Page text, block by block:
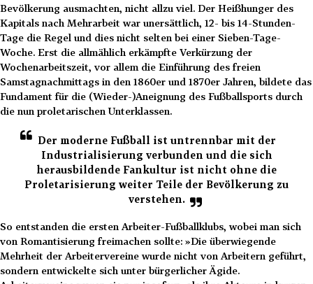
Bevölkerung ausmachten, nicht allzu viel. Der Heißhunger des
Kapitals nach Mehrarbeit war unersättlich, 12- bis 14-Stunden-
Tage die Regel und dies nicht selten bei einer Sieben-Tage-
Woche. Erst die allmählich erkämpfte Verkürzung der
Wochenarbeitszeit, vor allem die Einführung des freien
Samstagnachmittags in den 1860er und 1870er Jahren, bildete das
Fundament für die (Wieder-)Aneignung des Fußballsports durch
die nun proletarischen Unterklassen.
Der moderne Fußball ist untrennbar mit der
Industrialisierung verbunden und die sich
herausbildende Fankultur ist nicht ohne die
Proletarisierung weiter Teile der Bevölkerung zu
verstehen.
So entstanden die ersten Arbeiter-Fußballklubs, wobei man sich
von Romantisierung freimachen sollte: »Die überwiegende
Mehrheit der Arbeitervereine wurde nicht von Arbeitern geführt,
sondern entwickelte sich unter bürgerlicher Ägide.